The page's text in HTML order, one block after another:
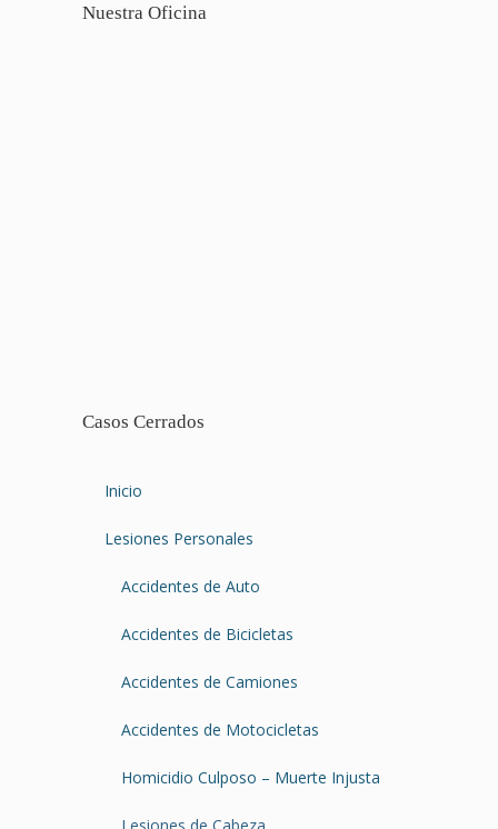
Nuestra Oficina
Casos Cerrados
Inicio
Lesiones Personales
Accidentes de Auto
Accidentes de Bicicletas
Accidentes de Camiones
Accidentes de Motocicletas
Homicidio Culposo – Muerte Injusta